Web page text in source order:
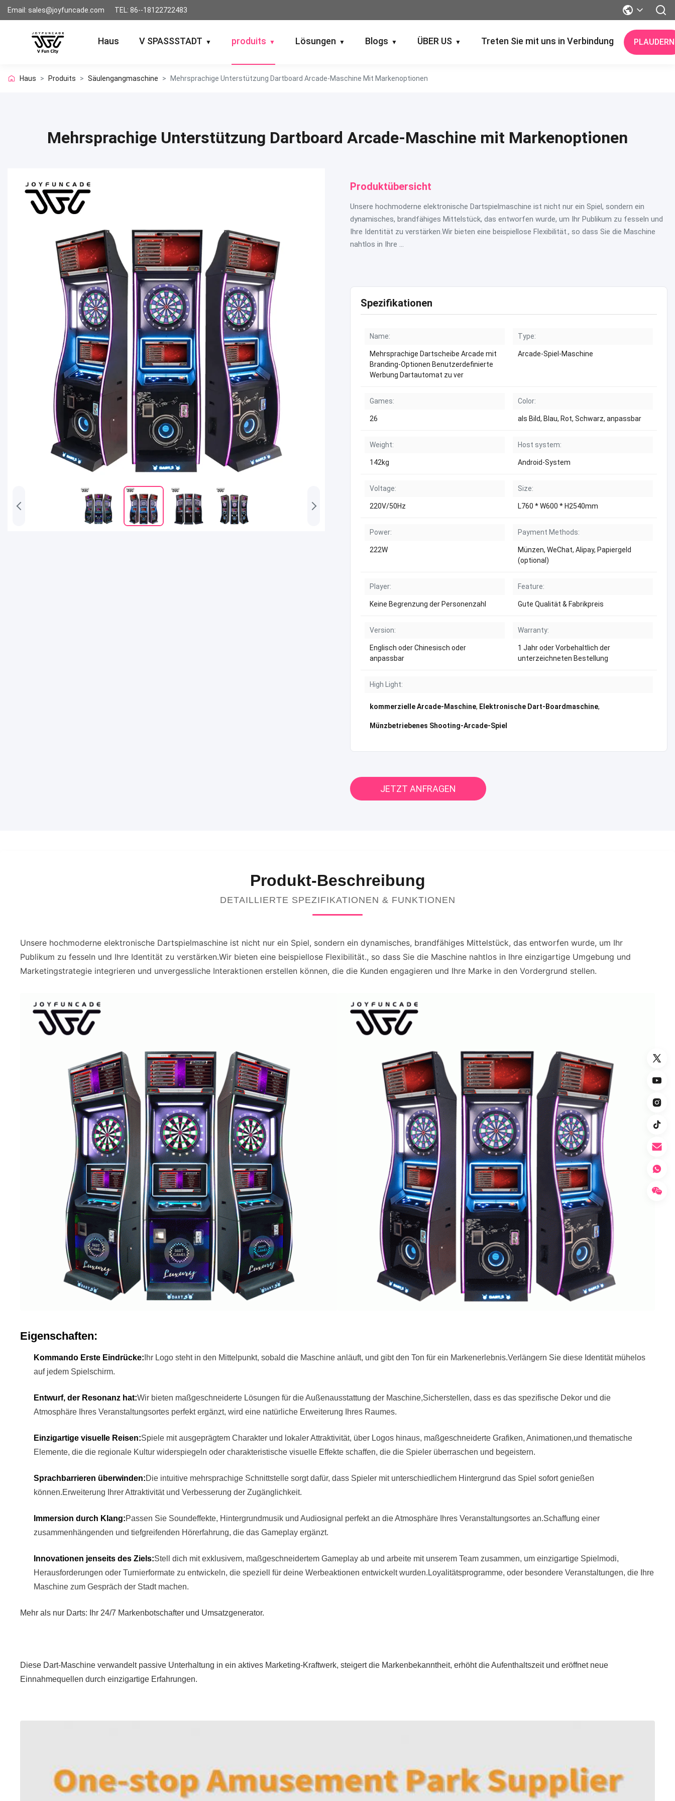
Email: sales@joyfuncade.com TEL: 86--18122722483
Haus V SPASSSTADT ▼ produits ▼ Lösungen ▼ Blogs ▼ ÜBER US ▼ Treten Sie mit uns in Verbindung PLAUDERN
Haus > Produits > Säulengangmaschine > Mehrsprachige Unterstützung Dartboard Arcade-Maschine Mit Markenoptionen
Mehrsprachige Unterstützung Dartboard Arcade-Maschine mit Markenoptionen
Produktübersicht
Unsere hochmoderne elektronische Dartspielmaschine ist nicht nur ein Spiel, sondern ein
dynamisches, brandfähiges Mittelstück, das entworfen wurde, um Ihr Publikum zu fesseln und
Ihre Identität zu verstärken.Wir bieten eine beispiellose Flexibilität., so dass Sie die Maschine
nahtlos in Ihre ...
Spezifikationen
Name:
Mehrsprachige Dartscheibe Arcade mit
Branding-Optionen Benutzerdefinierte
Werbung Dartautomat zu ver
Type:
Arcade-Spiel-Maschine
Games:
26
Color:
als Bild, Blau, Rot, Schwarz, anpassbar
Weight:
142kg
Host system:
Android-System
Voltage:
220V/50Hz
Size:
L760 * W600 * H2540mm
Power:
222W
Payment Methods:
Münzen, WeChat, Alipay, Papiergeld
(optional)
Player:
Keine Begrenzung der Personenzahl
Feature:
Gute Qualität & Fabrikpreis
Version:
Englisch oder Chinesisch oder
anpassbar
Warranty:
1 Jahr oder Vorbehaltlich der
unterzeichneten Bestellung
High Light:
kommerzielle Arcade-Maschine, Elektronische Dart-Boardmaschine,
Münzbetriebenes Shooting-Arcade-Spiel
JETZT ANFRAGEN
Produkt-Beschreibung
DETAILLIERTE SPEZIFIKATIONEN & FUNKTIONEN
Unsere hochmoderne elektronische Dartspielmaschine ist nicht nur ein Spiel, sondern ein dynamisches, brandfähiges Mittelstück, das entworfen wurde, um Ihr
Publikum zu fesseln und Ihre Identität zu verstärken.Wir bieten eine beispiellose Flexibilität., so dass Sie die Maschine nahtlos in Ihre einzigartige Umgebung und
Marketingstrategie integrieren und unvergessliche Interaktionen erstellen können, die die Kunden engagieren und Ihre Marke in den Vordergrund stellen.
Eigenschaften:
Kommando Erste Eindrücke: Ihr Logo steht in den Mittelpunkt, sobald die Maschine anläuft, und gibt den Ton für ein Markenerlebnis.Verlängern Sie diese Identität mühelos
auf jedem Spielschirm.
Entwurf, der Resonanz hat:Wir bieten maßgeschneiderte Lösungen für die Außenausstattung der Maschine,Sicherstellen, dass es das spezifische Dekor und die
Atmosphäre Ihres Veranstaltungsortes perfekt ergänzt, wird eine natürliche Erweiterung Ihres Raumes.
Einzigartige visuelle Reisen:Spiele mit ausgeprägtem Charakter und lokaler Attraktivität, über Logos hinaus, maßgeschneiderte Grafiken, Animationen,und thematische
Elemente, die die regionale Kultur widerspiegeln oder charakteristische visuelle Effekte schaffen, die die Spieler überraschen und begeistern.
Sprachbarrieren überwinden:Die intuitive mehrsprachige Schnittstelle sorgt dafür, dass Spieler mit unterschiedlichem Hintergrund das Spiel sofort genießen
können.Erweiterung Ihrer Attraktivität und Verbesserung der Zugänglichkeit.
Immersion durch Klang:Passen Sie Soundeffekte, Hintergrundmusik und Audiosignal perfekt an die Atmosphäre Ihres Veranstaltungsortes an.Schaffung einer
zusammenhängenden und tiefgreifenden Hörerfahrung, die das Gameplay ergänzt.
Innovationen jenseits des Ziels:Stell dich mit exklusivem, maßgeschneidertem Gameplay ab und arbeite mit unserem Team zusammen, um einzigartige Spielmodi,
Herausforderungen oder Turnierformate zu entwickeln, die speziell für deine Werbeaktionen entwickelt wurden.Loyalitätsprogramme, oder besondere Veranstaltungen, die Ihre
Maschine zum Gespräch der Stadt machen.
Mehr als nur Darts: Ihr 24/7 Markenbotschafter und Umsatzgenerator.
Diese Dart-Maschine verwandelt passive Unterhaltung in ein aktives Marketing-Kraftwerk, steigert die Markenbekanntheit, erhöht die Aufenthaltszeit und eröffnet neue
Einnahmequellen durch einzigartige Erfahrungen.